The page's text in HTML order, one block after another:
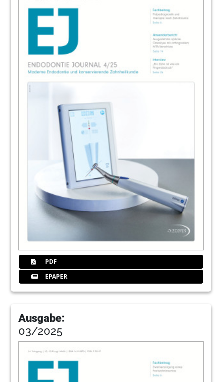
PDF
EPAPER
Ausgabe:
03/2025